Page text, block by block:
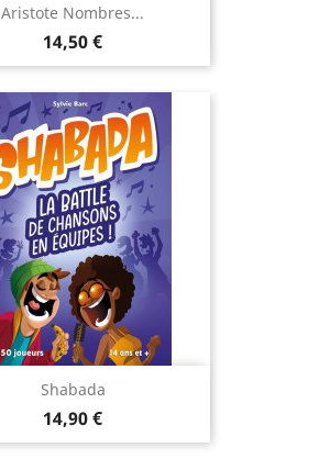
Aristote Nombres...
Prix
14,50 €
Shabada
Prix
14,90 €